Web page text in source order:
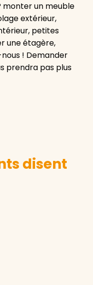
monter un meuble
extérieur,
petites
une étagère,
! Demander
prendra pas plus
disent